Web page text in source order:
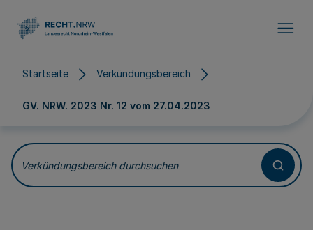
Startseite Verkündungsbereich
GV. NRW. 2023 Nr. 12 vom 27.04.2023
Verkündungsbereich durchsuchen